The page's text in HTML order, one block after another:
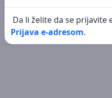
Da li želite da se
Prijava e-adresom.